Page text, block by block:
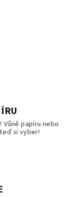
Vůně papíru nebo
si vyber!